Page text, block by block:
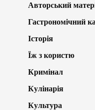
Авторський
Гастрономічний
Історія
Їж з користю
Кримінал
Кулінарія
Культура